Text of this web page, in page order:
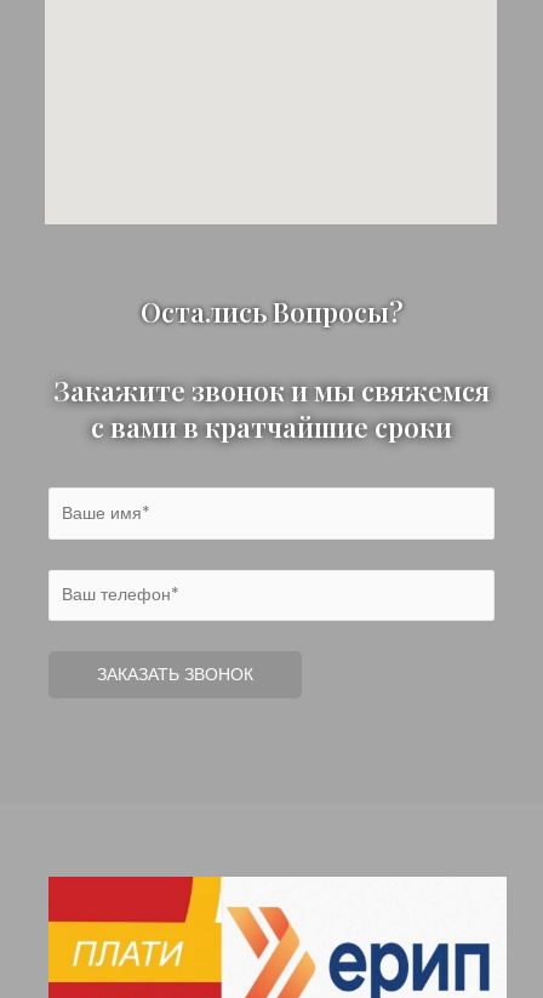
Остались Вопросы?
Закажите звонок и мы свяжемся
с вами в кратчайшие сроки